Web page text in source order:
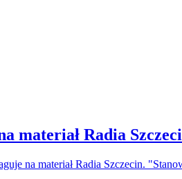
materiał Radia
na materiał Radia Szczecin.